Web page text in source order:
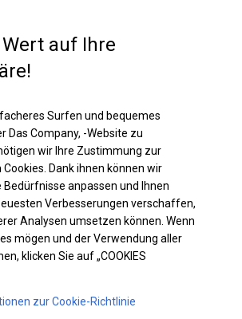
Zelt | 6x8 m
auf Ihre
Surfen und bequemes
Das Company, -Website zu
wir Ihre Zustimmung zur
Dank ihnen können wir
Bedürfnisse anpassen und Ihnen
Verbesserungen verschaffen,
Analysen umsetzen können. Wenn
mögen und der Verwendung aller
klicken Sie auf „COOKIES
zur Cookie-Richtlinie